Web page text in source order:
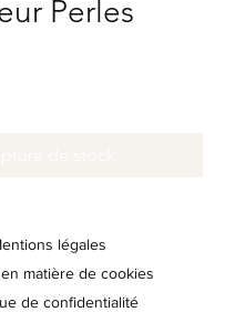
Perles
légales
matière de cookies
de confidentialité